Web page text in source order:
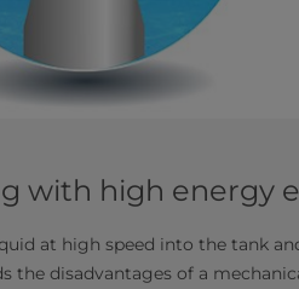
with high energy
at high speed into the tank
the disadvantages of a